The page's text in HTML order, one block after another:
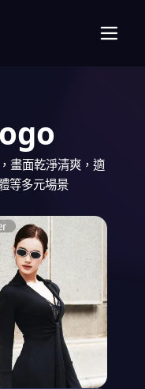
畫面乾淨清爽，適
等多元場景